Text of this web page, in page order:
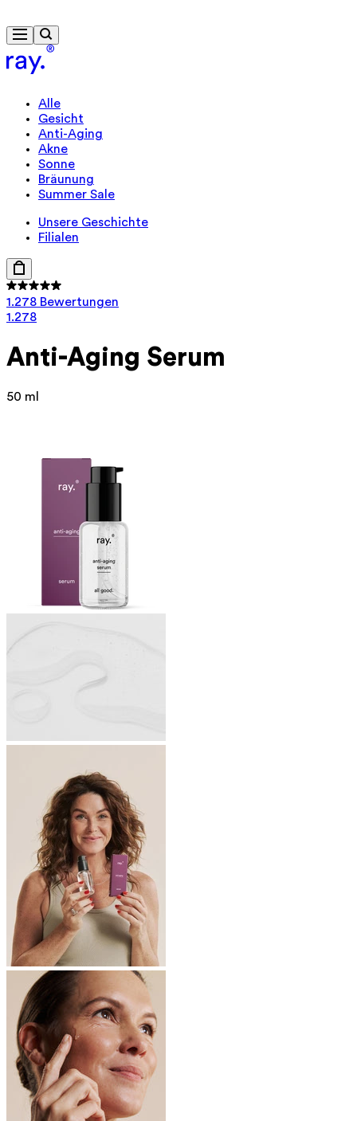
Alle
Gesicht
Anti-Aging
Akne
Sonne
Bräunung
Summer Sale
Unsere Geschichte
Filialen
1.278 Bewertungen
1.278
Anti-Aging Serum
50 ml